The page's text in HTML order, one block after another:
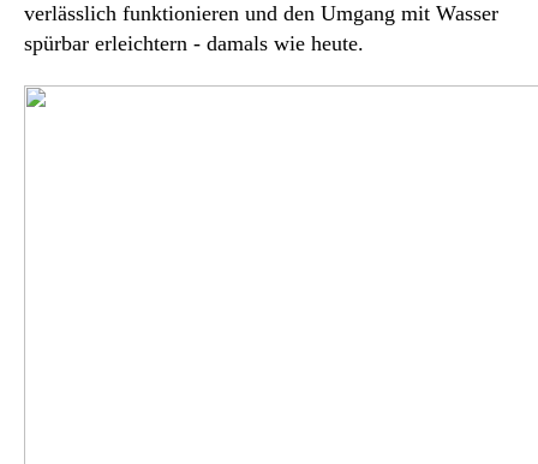
verlässlich funktionieren und den Umgang mit Wasser
spürbar erleichtern - damals wie heute.